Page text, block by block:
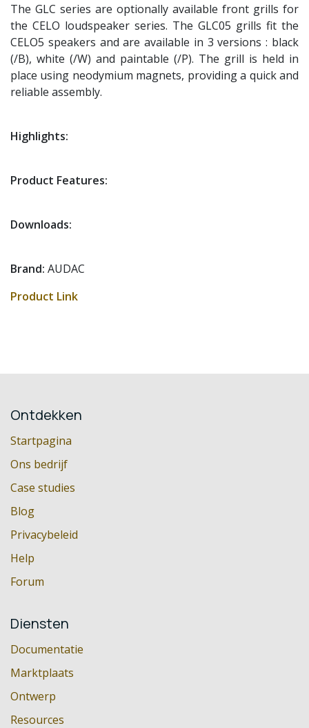
The GLC series are optionally available front grills for
the CELO loudspeaker series. The GLC05 grills fit the
CELO5 speakers and are available in 3 versions : black
(/B), white (/W) and paintable (/P). The grill is held in
place using neodymium magnets, providing a quick and
reliable assembly.
Highlights:
Product Features:
Downloads:
Brand: AUDAC
Product Link
Ontdekken
Startpagina
Ons bedrijf
Case studies
Blog
Privacybeleid
Help
Forum
Diensten
Documentatie
Marktplaats
Ontwerp
Resources